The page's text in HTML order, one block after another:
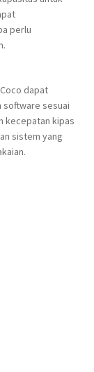
perlu
dapat
software sesuai
kecepatan kipas
sistem yang